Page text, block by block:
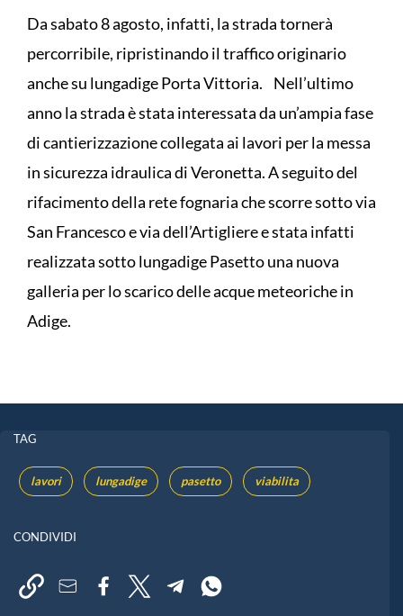
Da sabato 8 agosto, infatti, la strada tornerà
percorribile, ripristinando il traffico originario
anche su lungadige Porta Vittoria. Nell’ultimo
anno la strada è stata interessata da un’ampia fase
di cantierizzazione collegata ai lavori per la messa
in sicurezza idraulica di Veronetta. A seguito del
rifacimento della rete fognaria che scorre sotto via
San Francesco e via dell’Artigliere e stata infatti
realizzata sotto lungadige Pasetto una nuova
galleria per lo scarico delle acque meteoriche in
Adige.
TAG
lavori lungadige pasetto viabilita
CONDIVIDI